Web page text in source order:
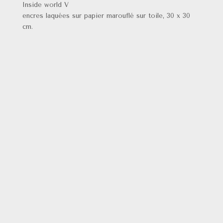
Inside world V
encres laquées sur papier marouflé sur toile, 30 x 30
cm.